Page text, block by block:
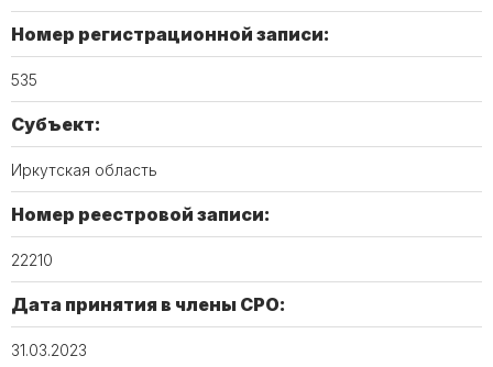
Номер регистрационной записи:
535
Субъект:
Иркутская область
Номер реестровой записи:
22210
Дата принятия в члены СРО:
31.03.2023